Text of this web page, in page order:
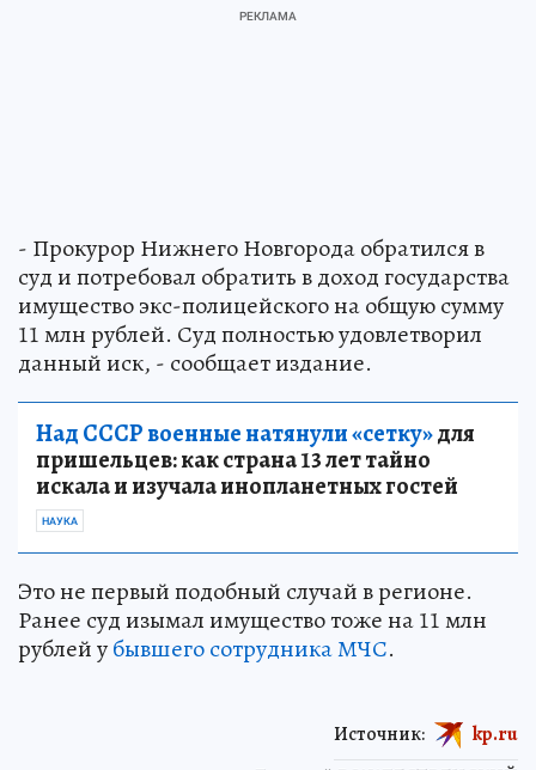
- Прокурор Нижнего Новгорода обратился в
суд и потребовал обратить в доход государства
имущество экс-полицейского на общую сумму
11 млн рублей. Суд полностью удовлетворил
данный иск, - сообщает издание.
Над СССР военные натянули «сетку»для
пришельцев: как страна 13 лет тайно
искала и изучала инопланетных гостей
НАУКА
Это не первый подобный случай в регионе.
Ранее суд изымал имущество тоже на 11 млн
рублей убывшего сотрудника МЧС.
Источник: kp.ru